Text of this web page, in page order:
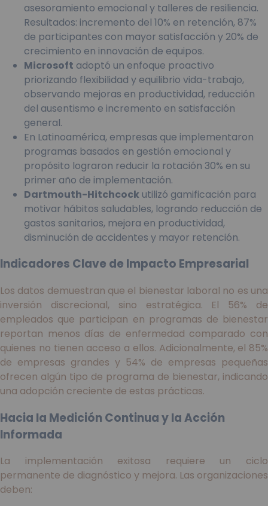
asesoramiento emocional y talleres de resiliencia.
Resultados: incremento del 10% en retención, 87%
de participantes con mayor satisfacción y 20% de
crecimiento en innovación de equipos.
Microsoft adoptó un enfoque proactivo
priorizando flexibilidad y equilibrio vida-trabajo,
observando mejoras en productividad, reducción
del ausentismo e incremento en satisfacción
general.
En Latinoamérica, empresas que implementaron
programas basados en gestión emocional y
propósito lograron reducir la rotación 30% en su
primer año de implementación.
Dartmouth-Hitchcock utilizó gamificación para
motivar hábitos saludables, logrando reducción de
gastos sanitarios, mejora en productividad,
disminución de accidentes y mayor retención.
Indicadores Clave de Impacto Empresarial
Los datos demuestran que el bienestar laboral no es una
inversión discrecional, sino estratégica. El 56% de
empleados que participan en programas de bienestar
reportan menos días de enfermedad comparado con
quienes no tienen acceso a ellos. Adicionalmente, el 85%
de empresas grandes y 54% de empresas pequeñas
ofrecen algún tipo de programa de bienestar, indicando
una adopción creciente de estas prácticas.
Hacia la Medición Continua y la Acción
Informada
La implementación exitosa requiere un ciclo
permanente de diagnóstico y mejora. Las organizaciones
deben: